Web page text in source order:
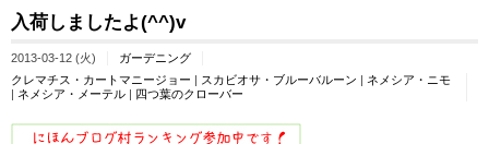
入荷しましたよ(^^)v
2013-03-12 (火)
ガーデニング
クレマチス・カートマニージョー | スカビオサ・ブルーバルーン | ネメシア・ニモ
| ネメシア・メーテル | 四つ葉のクローバー